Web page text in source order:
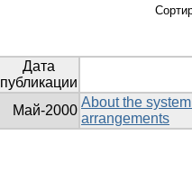
Дата
публикации
Май-2000
About the
arrangements